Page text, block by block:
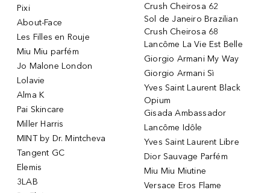
Pixi
About-Face
Les Filles en Rouje
Miu Miu parfém
Jo Malone London
Lolavie
Alma K
Pai Skincare
Miller Harris
MINT by Dr. Mintcheva
Tangent GC
Elemis
3LAB
Crush Cheirosa 62
Sol de Janeiro Brazilian
Crush Cheirosa 68
Lancôme La Vie Est Belle
Giorgio Armani My Way
Giorgio Armani Sì
Yves Saint Laurent Black
Opium
Gisada Ambassador
Lancôme Idôle
Yves Saint Laurent Libre
Dior Sauvage Parfém
Miu Miu Miutine
Versace Eros Flame